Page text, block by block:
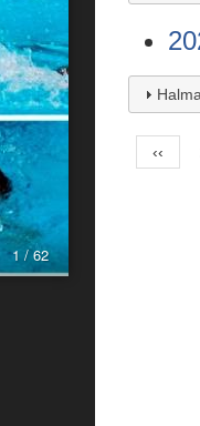
Előző
oldal
‹‹